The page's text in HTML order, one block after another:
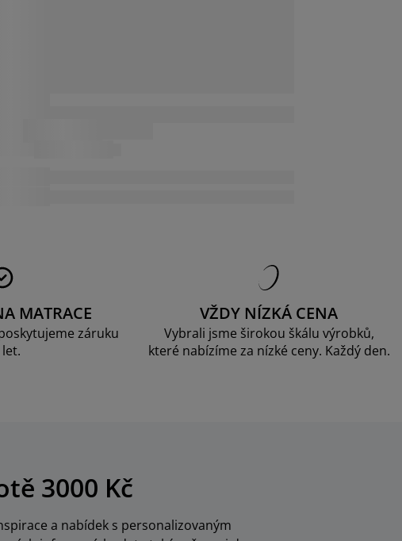
MATRACE
záruku
VŽDY NÍZKÁ CENA
Vybrali jsme širokou škálu výrobků,
které nabízíme za nízké ceny. Každý den.
3000 Kč
a nabídek s personalizovaným